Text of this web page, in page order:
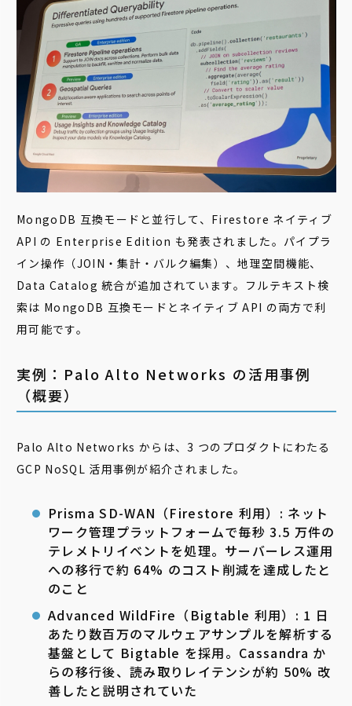
MongoDB 互換モードと並行して、Firestore ネイティブ
API の Enterprise Edition も発表されました。パイプラ
イン操作（JOIN・集計・バルク編集）、地理空間機能、
Data Catalog 統合が追加されています。フルテキスト検
索は MongoDB 互換モードとネイティブ API の両方で利
用可能です。
実例：Palo Alto Networks の活用事例
（概要）
Palo Alto Networks からは、3 つのプロダクトにわたる
GCP NoSQL 活用事例が紹介されました。
Prisma SD-WAN（Firestore 利用）: ネット
ワーク管理プラットフォームで毎秒 3.5 万件の
テレメトリイベントを処理。サーバーレス運用
への移行で約 64% のコスト削減を達成したと
のこと
Advanced WildFire（Bigtable 利用）: 1 日
あたり数百万のマルウェアサンプルを解析する
基盤として Bigtable を採用。Cassandra か
らの移行後、読み取りレイテンシが約 50% 改
善したと説明されていた